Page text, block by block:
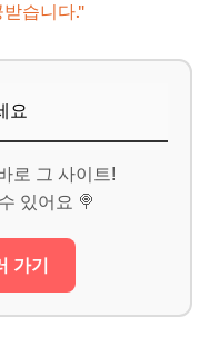
습니다."
요
로 그 사이트!
있어요 🍭
가기